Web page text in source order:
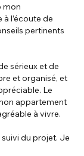
mon
l’écoute de
pertinents
sérieux et de
et organisé, et
Le
appartement
à vivre.
du projet. Je